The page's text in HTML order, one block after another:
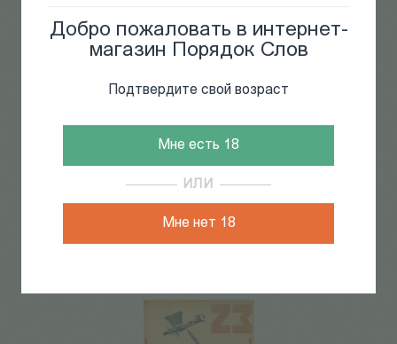
Добро пожаловать в интернет-
магазин Порядок Слов
Подтвердите свой возраст
Мне есть 18
ИЛИ
Мне нет 18